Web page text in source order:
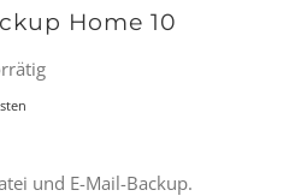
Home 10
und E-Mail-Backup.